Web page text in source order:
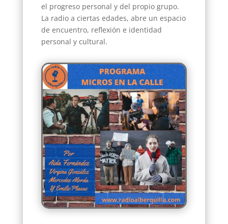
el progreso personal y del propio grupo.
La radio a ciertas edades, abre un espacio
de encuentro, reflexión e identidad
personal y cultural.